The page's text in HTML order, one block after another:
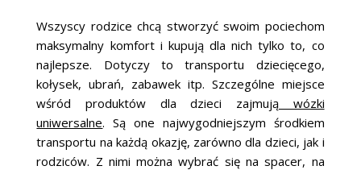
Wszyscy rodzice chcą stworzyć swoim pociechom
maksymalny komfort i kupują dla nich tylko to, co
najlepsze. Dotyczy to transportu dziecięcego,
kołysek, ubrań, zabawek itp. Szczególne miejsce
wśród produktów dla dzieci zajmująwózki
uniwersalne. Są one najwygodniejszym środkiem
transportu na każdą okazję, zarówno dla dzieci, jak i
rodziców. Z nimi można wybrać się na spacer, na